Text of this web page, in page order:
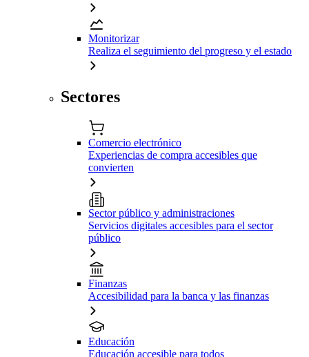
Monitorizar
Realiza el seguimiento del progreso y el estado
Sectores
Comercio electrónico
Experiencias de compra accesibles que
convierten
Sector público y administraciones
Servicios digitales accesibles para el sector
público
Finanzas
Accesibilidad para la banca y las finanzas
Educación
Educación accesible para todos